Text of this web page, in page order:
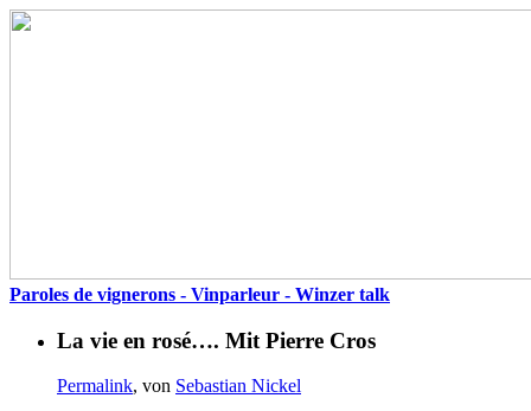
Paroles de vignerons - Vinparleur - Winzer talk
La vie en rosé…. Mit Pierre Cros
Permalink, von Sebastian Nickel